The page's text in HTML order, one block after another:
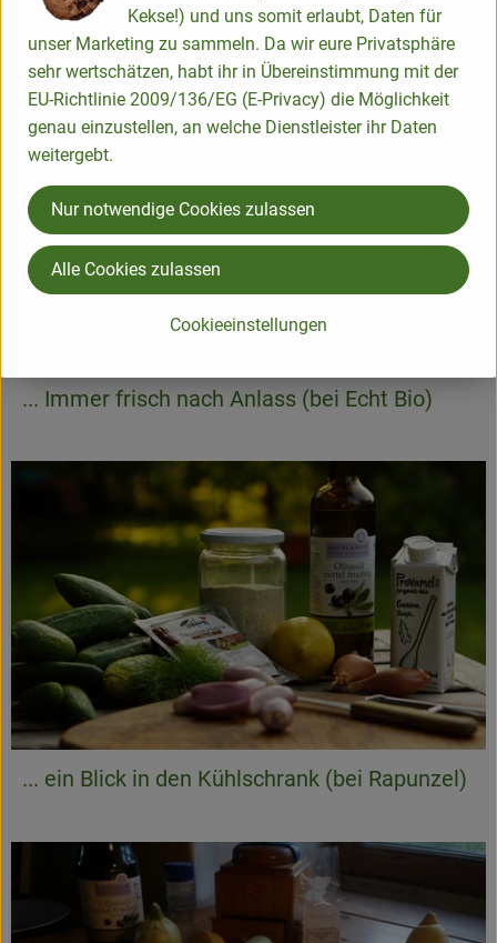
Pflanzenliebhaber (Schrot & Korn)
... Immer frisch nach Anlass (bei Echt Bio)
... ein Blick in den Kühlschrank (bei Rapunzel)
Kekse!) und uns somit erlaubt, Daten für
unser Marketing zu sammeln. Da wir eure Privatsphäre
sehr wertschätzen, habt ihr in Übereinstimmung mit der
EU-Richtlinie 2009/136/EG (E-Privacy) die Möglichkeit
genau einzustellen, an welche Dienstleister ihr Daten
weitergebt.
Cookieeinstellungen
Nur notwendige Cookies zulassen
Alle Cookies zulassen